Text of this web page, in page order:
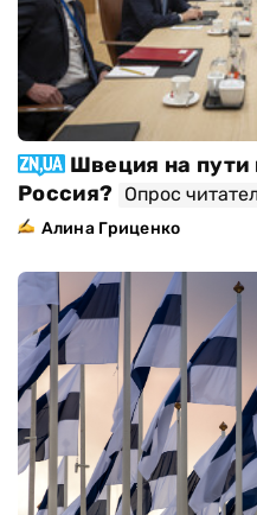
Швеция на пути
Россия? Опрос
Алина Гриценко